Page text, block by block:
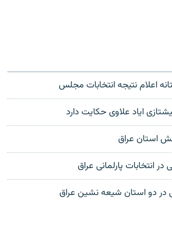
اعلام نتیجه انتخابات مجلس
ایاد علاوی حکایت دارد
استان عراق
در انتخابات پارلمانی عراق
در دو استان شیعه نشین عراق